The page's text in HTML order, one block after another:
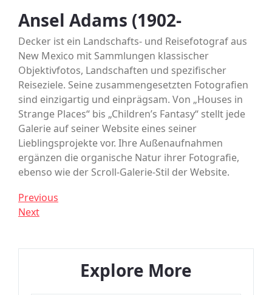
Ansel Adams (1902-
Decker ist ein Landschafts- und Reisefotograf aus
New Mexico mit Sammlungen klassischer
Objektivfotos, Landschaften und spezifischer
Reiseziele. Seine zusammengesetzten Fotografien
sind einzigartig und einprägsam. Von „Houses in
Strange Places“ bis „Children’s Fantasy“ stellt jede
Galerie auf seiner Website eines seiner
Lieblingsprojekte vor. Ihre Außenaufnahmen
ergänzen die organische Natur ihrer Fotografie,
ebenso wie der Scroll-Galerie-Stil der Website.
Post
navigation
Previous
Post
Previous
Next
Next
Explore More